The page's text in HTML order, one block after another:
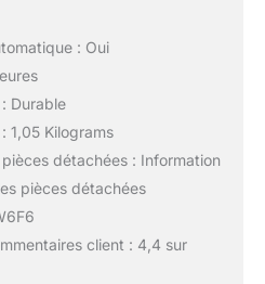
: Oui
Durable
1,05 Kilograms
détachées : Information
pièces détachées
client : 4,4 sur